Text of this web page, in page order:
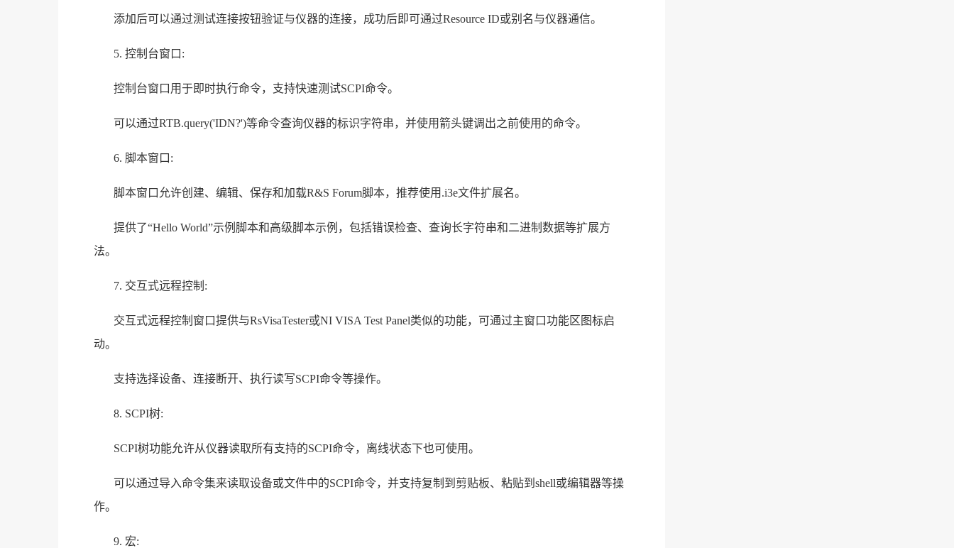
添加后可以通过测试连接按钮验证与仪器的连接，成功后即可通过Resource ID或别名与仪器通信。
5. 控制台窗口:
控制台窗口用于即时执行命令，支持快速测试SCPI命令。
可以通过RTB.query('IDN?')等命令查询仪器的标识字符串，并使用箭头键调出之前使用的命令。
6. 脚本窗口:
脚本窗口允许创建、编辑、保存和加载R&S Forum脚本，推荐使用.i3e文件扩展名。
提供了“Hello World”示例脚本和高级脚本示例，包括错误检查、查询长字符串和二进制数据等扩展方
法。
7. 交互式远程控制:
交互式远程控制窗口提供与RsVisaTester或NI VISA Test Panel类似的功能，可通过主窗口功能区图标启
动。
支持选择设备、连接断开、执行读写SCPI命令等操作。
8. SCPI树:
SCPI树功能允许从仪器读取所有支持的SCPI命令，离线状态下也可使用。
可以通过导入命令集来读取设备或文件中的SCPI命令，并支持复制到剪贴板、粘贴到shell或编辑器等操
作。
9. 宏: